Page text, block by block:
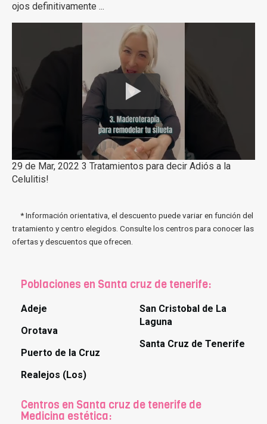
ojos definitivamente ...
29 de Mar, 2022 3 Tratamientos para decir Adiós a la
Celulitis!
* Información orientativa, el descuento puede variar en función del
tratamiento y centro elegidos. Consulte los centros para conocer las
ofertas y descuentos que ofrecen.
Poblaciones en Santa cruz de tenerife:
Adeje
Orotava
Puerto de la Cruz
Realejos (Los)
San Cristobal de La
Laguna
Santa Cruz de Tenerife
Centros en Santa cruz de tenerife de
Medicina estética: